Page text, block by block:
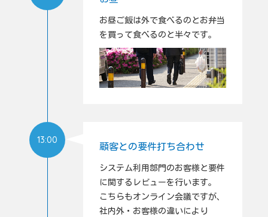
お昼ご飯は外で食べるのとお弁当
を買って食べるのと半々です。
13:00
顧客との要件打ち合わせ
システム利用部門のお客様と要件
に関するレビューを行います。
こちらもオンライン会議ですが、
社内外・お客様の違いにより